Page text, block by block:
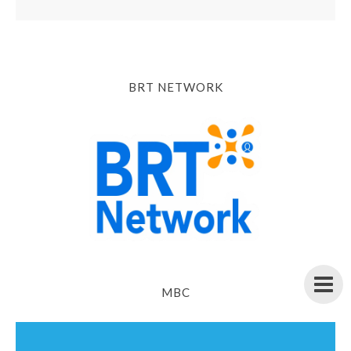
BRT NETWORK
MBC